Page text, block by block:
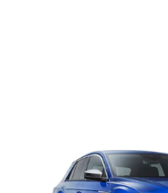
de mayo de 2021
y coste de las